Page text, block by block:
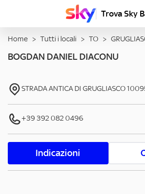
Trova Sky
Home > Tutti i locali > TO >
BOGDAN DANIEL DIACONU
STRADA ANTICA DI GRUGLIASCO
+39 392 082 0496
Indicazioni